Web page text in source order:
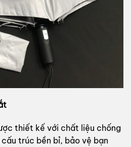
thiết kế với chất liệu chống
trúc bền bỉ, bảo vệ bạn